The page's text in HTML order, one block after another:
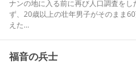
ナンの地に入る前に再び人口調査を
ず、20歳以上の壮年男子がそのまま
えた...
福音の兵士